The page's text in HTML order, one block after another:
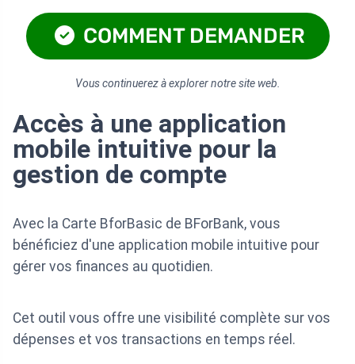
COMMENT DEMANDER
Vous continuerez à explorer notre site web.
Accès à une application
mobile intuitive pour la
gestion de compte
Avec la Carte BforBasic de BForBank, vous
bénéficiez d'une application mobile intuitive pour
gérer vos finances au quotidien.
Cet outil vous offre une visibilité complète sur vos
dépenses et vos transactions en temps réel.